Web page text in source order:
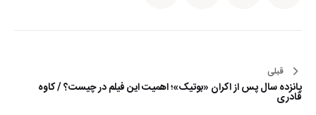
راهبری
نوشته
قبلی
پانزده سال پس از اکران «بوتیک»؛ اهمیت این فیلم در چیست؟ / کاوه
قادری